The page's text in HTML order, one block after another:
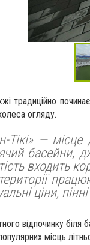
традиційно
огляду.
Тікі» —
басейни,
входить
ціни,
відпочинку
місць